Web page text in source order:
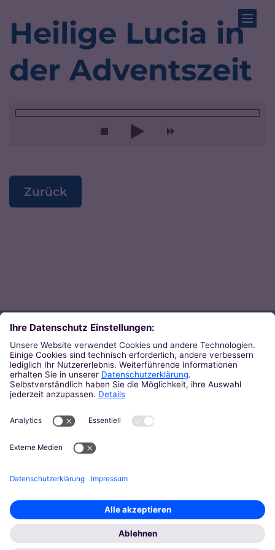
Zum Inhalt springen
Heilige Lucia in
der Adventszeit
Zurück
Direkt zum Thema
Zu den Orten von Kirche
Zu den Pastoralen Räumen
Weiterführende Links
Zum Newsletter des Bistums
Zur KirchenZeitung
© 2026 Bistum Aachen Impressum